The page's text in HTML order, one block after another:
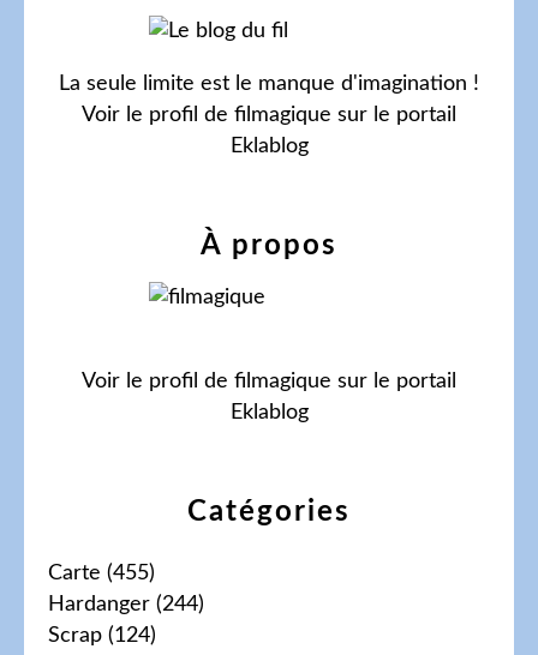
Catégories
Carte (455)
Hardanger (244)
Scrap (124)
La seule limite est le manque d'imagination !
Voir le profil de filmagique sur le portail
Eklablog
À propos
Voir le profil de filmagique sur le portail
Eklablog